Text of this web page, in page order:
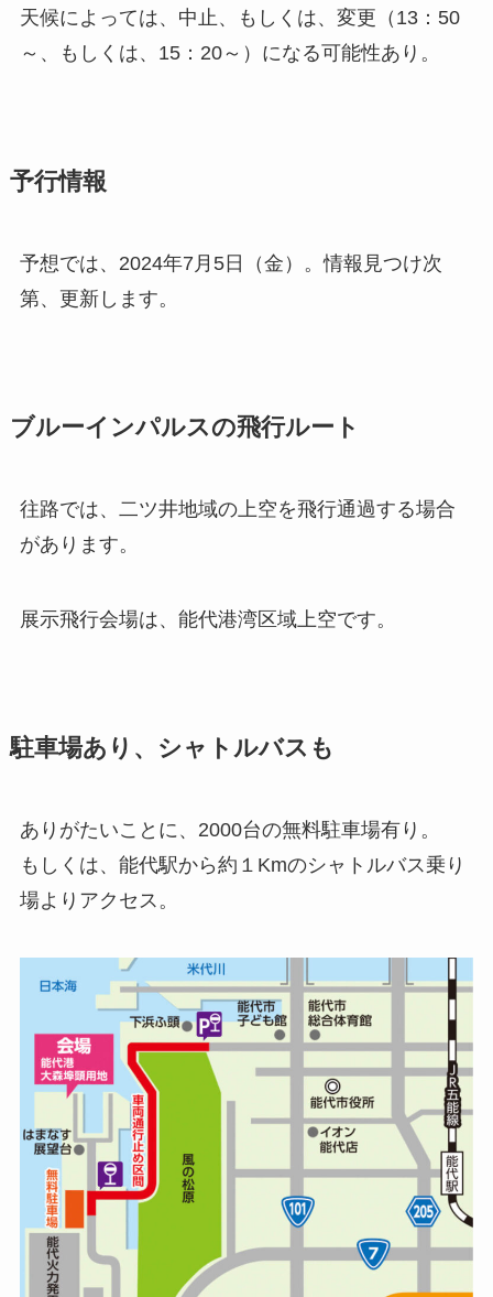
天候によっては、中止、もしくは、変更（13：50
～、もしくは、15：20～）になる可能性あり。
予行情報
予想では、2024年7月5日（金）。情報見つけ次
第、更新します。
ブルーインパルスの飛行ルート
往路では、二ツ井地域の上空を飛行通過する場合
があります。
展示飛行会場は、能代港湾区域上空です。
駐車場あり、シャトルバスも
ありがたいことに、2000台の無料駐車場有り。
もしくは、能代駅から約１Kmのシャトルバス乗り
場よりアクセス。